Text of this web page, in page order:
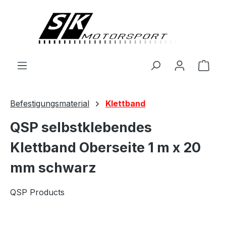
Befestigungsmaterial Klettband
QSP selbstklebendes
Klettband Oberseite 1 m x 20
mm schwarz
QSP Products